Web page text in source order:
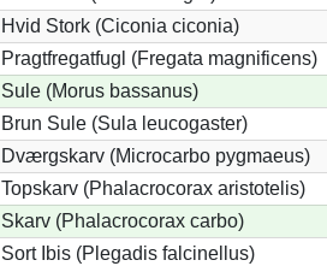
Hvid Stork (Ciconia ciconia)
Pragtfregatfugl (Fregata magnificens)
Sule (Morus bassanus)
Brun Sule (Sula leucogaster)
Dværgskarv (Microcarbo pygmaeus)
Topskarv (Phalacrocorax aristotelis)
Skarv (Phalacrocorax carbo)
Sort Ibis (Plegadis falcinellus)